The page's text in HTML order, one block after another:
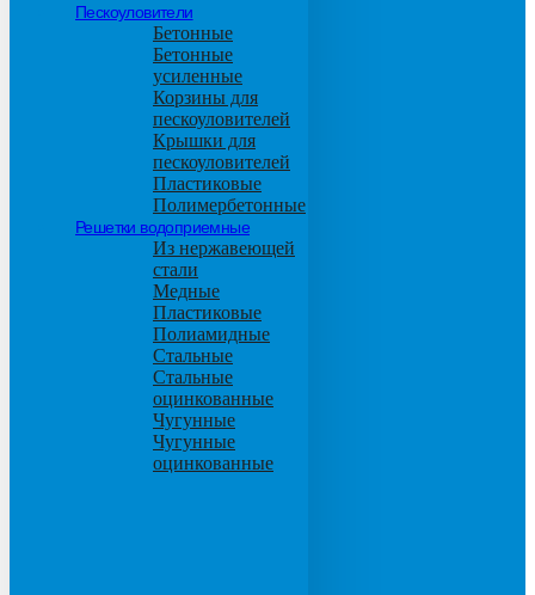
Пескоуловители
Бетонные
Бетонные
усиленные
Корзины для
пескоуловителей
Крышки для
пескоуловителей
Пластиковые
Полимербетонные
Решетки водоприемные
Из нержавеющей
стали
Медные
Пластиковые
Полиамидные
Стальные
Стальные
оцинкованные
Чугунные
Чугунные
оцинкованные